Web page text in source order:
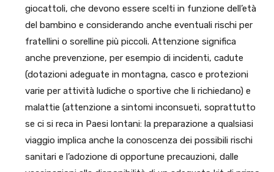
giocattoli, che devono essere scelti in funzione dell’età
del bambino e considerando anche eventuali rischi per
fratellini o sorelline più piccoli. Attenzione significa
anche prevenzione, per esempio di incidenti, cadute
(dotazioni adeguate in montagna, casco e protezioni
varie per attività ludiche o sportive che li richiedano) e
malattie (attenzione a sintomi inconsueti, soprattutto
se ci si reca in Paesi lontani: la preparazione a qualsiasi
viaggio implica anche la conoscenza dei possibili rischi
sanitari e l’adozione di opportune precauzioni, dalle